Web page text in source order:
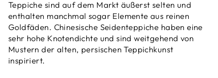
Teppiche sind auf dem Markt äußerst selten und
enthalten manchmal sogar Elemente aus reinen
Goldfäden. Chinesische Seidenteppiche haben eine
sehr hohe Knotendichte und sind weitgehend von
Mustern der alten, persischen Teppichkunst
inspiriert.